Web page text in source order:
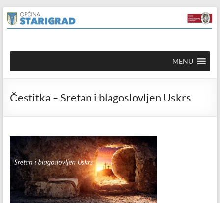
content
Skip
to
content
Općina
Starigrad
mrežna
MENU
Čestitka – Sretan i blagoslovljen Uskrs